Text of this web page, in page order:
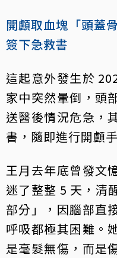
開顱取血塊「頭蓋
簽下急救書
這起意外發生於
家中突然暈倒，頭
送醫後情況危急，
書，隨即進行開顱
王月去年底曾發文
迷了整整 5 天，清
部分」，因腦部直
呼吸都極其困難。
是毫髮無傷，而是